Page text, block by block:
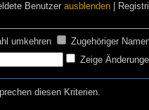
Benutzerausblenden |
umkehren
Zugehöriger
Zeige
diesen Kriterien.